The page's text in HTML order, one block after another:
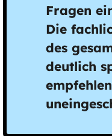
Fragen
Die
des
deutlich